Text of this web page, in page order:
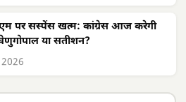
पर सस्पेंस खत्म: कांग्रेस आज करेगी
या सतीशन?